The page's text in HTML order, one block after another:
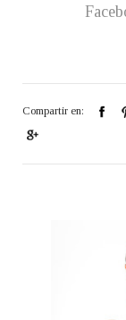
Compartir en: